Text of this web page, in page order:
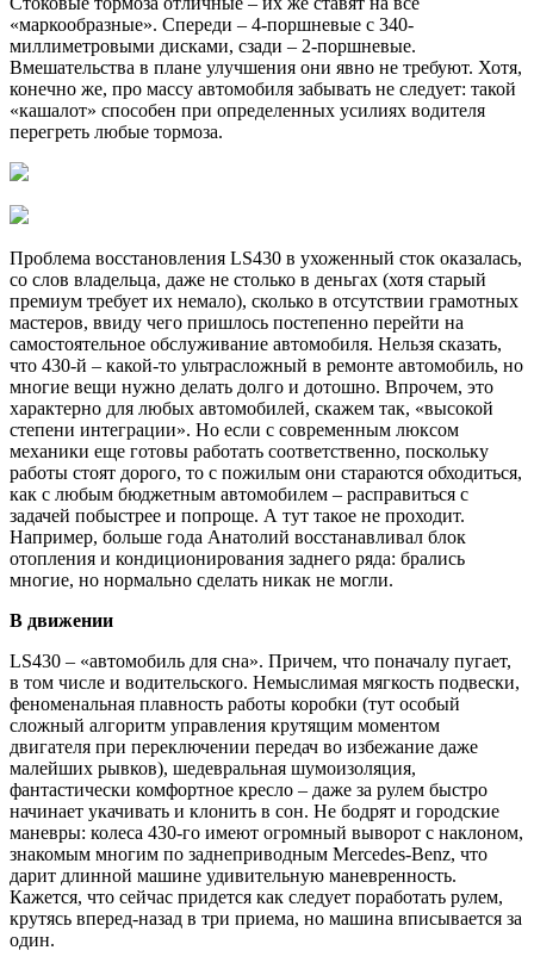
«маркообразные». Спереди – 4-поршневые с 340-
миллиметровыми дисками, сзади – 2-поршневые.
Вмешательства в плане улучшения они явно не требуют. Хотя,
конечно же, про массу автомобиля забывать не следует: такой
«кашалот» способен при определенных усилиях водителя
перегреть любые тормоза.
Проблема восстановления LS430 в ухоженный сток оказалась,
со слов владельца, даже не столько в деньгах (хотя старый
премиум требует их немало), сколько в отсутствии грамотных
мастеров, ввиду чего пришлось постепенно перейти на
самостоятельное обслуживание автомобиля. Нельзя сказать,
что 430-й – какой-то ультрасложный в ремонте автомобиль, но
многие вещи нужно делать долго и дотошно. Впрочем, это
характерно для любых автомобилей, скажем так, «высокой
степени интеграции». Но если с современным люксом
механики еще готовы работать соответственно, поскольку
работы стоят дорого, то с пожилым они стараются обходиться,
как с любым бюджетным автомобилем – расправиться с
задачей побыстрее и попроще. А тут такое не проходит.
Например, больше года Анатолий восстанавливал блок
отопления и кондиционирования заднего ряда: брались
многие, но нормально сделать никак не могли.
В движении
LS430 – «автомобиль для сна». Причем, что поначалу пугает,
в том числе и водительского. Немыслимая мягкость подвески,
феноменальная плавность работы коробки (тут особый
сложный алгоритм управления крутящим моментом
двигателя при переключении передач во избежание даже
малейших рывков), шедевральная шумоизоляция,
фантастически комфортное кресло – даже за рулем быстро
начинает укачивать и клонить в сон. Не бодрят и городские
маневры: колеса 430-го имеют огромный выворот с наклоном,
знакомым многим по заднеприводным Mercedes-Benz, что
дарит длинной машине удивительную маневренность.
Кажется, что сейчас придется как следует поработать рулем,
крутясь вперед-назад в три приема, но машина вписывается за
один.